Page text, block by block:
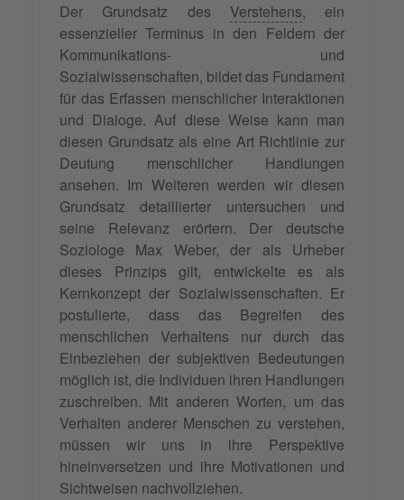
Der Grundsatz des Verstehens, ein
essenzieller Terminus in den Feldern der
Kommunikations- und
Sozialwissenschaften, bildet das Fundament
für das Erfassen menschlicher Interaktionen
und Dialoge. Auf diese Weise kann man
diesen Grundsatz als eine Art Richtlinie zur
Deutung menschlicher Handlungen
ansehen. Im Weiteren werden wir diesen
Grundsatz detaillierter untersuchen und
seine Relevanz erörtern. Der deutsche
Soziologe Max Weber, der als Urheber
dieses Prinzips gilt, entwickelte es als
Kernkonzept der Sozialwissenschaften. Er
postulierte, dass das Begreifen des
menschlichen Verhaltens nur durch das
Einbeziehen der subjektiven Bedeutungen
möglich ist, die Individuen ihren Handlungen
zuschreiben. Mit anderen Worten, um das
Verhalten anderer Menschen zu verstehen,
müssen wir uns in ihre Perspektive
hineinversetzen und ihre Motivationen und
Sichtweisen nachvollziehen.